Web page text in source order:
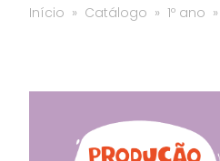
Início Catálogo 1º ano